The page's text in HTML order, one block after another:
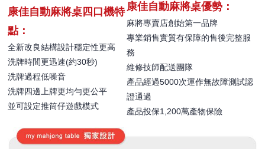
康佳自動麻將桌四口機特
點：
全新改良結構設計穩定性更高
洗牌時間更迅速(約30秒)
洗牌過程低噪音
洗牌四邊上牌更均勻更公平
並可設定推筒仔遊戲模式
康佳自動麻將桌優勢：
麻將專賣店創始第一品牌
專業銷售實質有保障的售後完整服
務
維修技師配送團隊
產品經過5000次運作無故障測試認
證通過
產品投保1,200萬產物保險